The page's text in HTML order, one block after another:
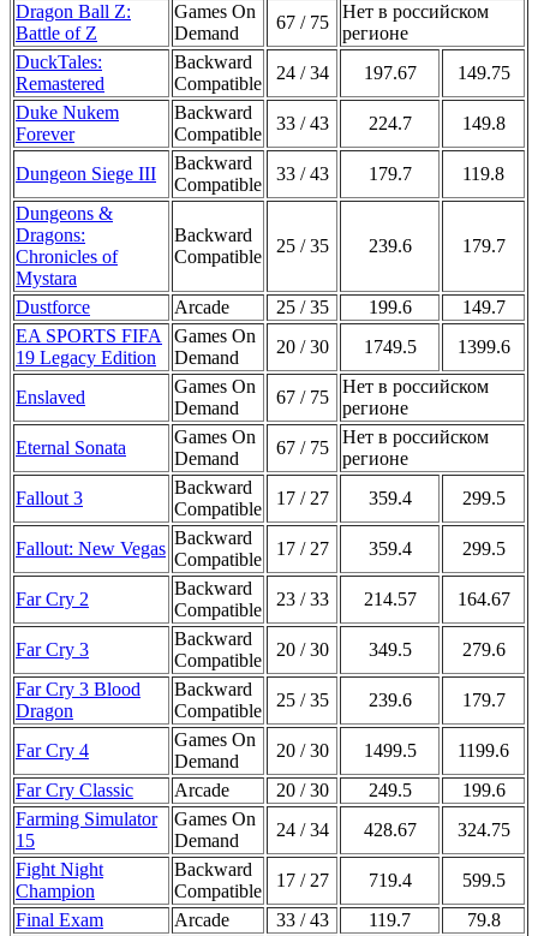
Dragon Ball Z:
Battle of Z
Games On
Demand
67 / 75
Нет в российском
регионе
DuckTales:
Remastered
Backward
Compatible
24 / 34 197.67
149.75
Duke Nukem
Forever
Backward
Compatible
33 / 43 224.7 149.8
Dungeon Siege III
Backward
Compatible
33 / 43 179.7
119.8
Dungeons &
Dragons:
Chronicles of
Mystara
Backward
Compatible
25 / 35 239.6 179.7
Dustforce Arcade 25 / 35 199.6
149.7
EA SPORTS FIFA
19 Legacy Edition
Games On
Demand
20 / 30 1749.5 1399.6
Enslaved
Games On
Demand
67 / 75
Нет в российском
регионе
Eternal Sonata
Games On
Demand
67 / 75
Нет в российском
регионе
Fallout 3
Backward
Compatible
17 / 27 359.4 299.5
Fallout: New Vegas
Backward
Compatible
17 / 27 359.4 299.5
Far Cry 2
Backward
Compatible
23 / 33 214.57 164.67
Far Cry 3
Backward
Compatible
20 / 30 349.5
279.6
Far Cry 3 Blood
Dragon
Backward
Compatible
25 / 35 239.6 179.7
Far Cry 4
Games On
Demand
20 / 30 1499.5
1199.6
Far Cry Classic
Arcade 20 / 30 249.5
199.6
Farming Simulator
15
Games On
Demand
24 / 34 428.67
324.75
Fight Night
Champion
Backward
Compatible
17 / 27 719.4
599.5
Final Exam
Arcade 33 / 43 119.7
79.8